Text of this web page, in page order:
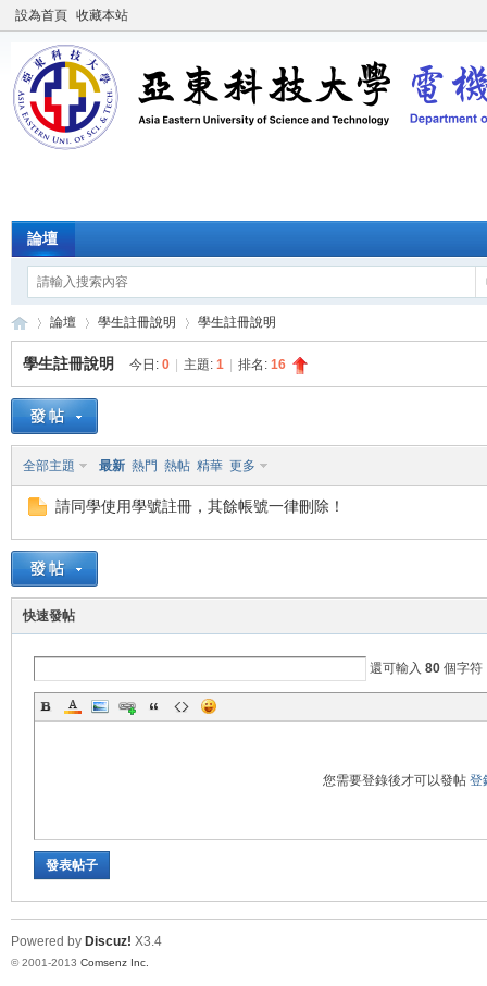
設為首頁 收藏本站
論壇
業
»
論壇
›
學生註冊說明 學生註冊說明
學生註冊說明 今日: 0 主題: 1 排名: 16
全部主題 最新 熱門 熱帖 精華 更多
請同學使用學號註冊，其餘帳號一律刪除！
快速發帖
還可輸入 80個字符
您需要登錄後才可以發帖 登
發表帖子
Powered by Discuz! X3.4
© 2001-2013 Comsenz Inc.